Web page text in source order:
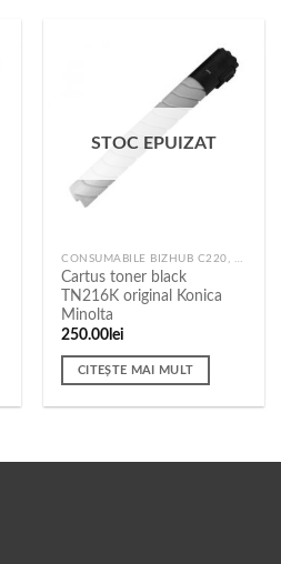
STOC EPUIZAT
CONSUMABILE BIZHUB C220, C280, C360
Cartus toner black
TN216K original Konica
Minolta
250.00 lei
CITEȘTE MAI MULT